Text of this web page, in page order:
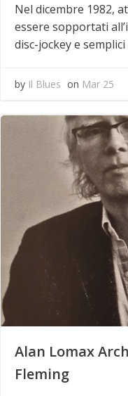
Nel dicembre 1982,
essere sopportati
disc-jockey e
by Il Blues on Mar 25
Alan Lomax
Fleming